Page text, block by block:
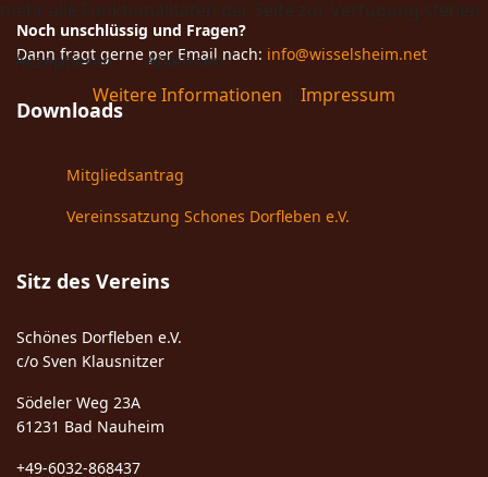
Noch unschlüssig und Fragen?
Dann fragt gerne per Email nach: info@wisselsheim.net
Downloads
Mitgliedsantrag
Vereinssatzung Schones Dorfleben e.V.
Sitz des Vereins
Schönes Dorfleben e.V.
c/o Sven Klausnitzer
Södeler Weg 23A
61231 Bad Nauheim
+49-6032-868437
Akzeptieren
Ablehnen
Weitere Informationen
Impressum